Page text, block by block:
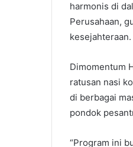
harmonis di
Perusahaan,
kesejahteraan.
Dimomentum
ratusan nasi
di berbagai
pondok
“Program ini